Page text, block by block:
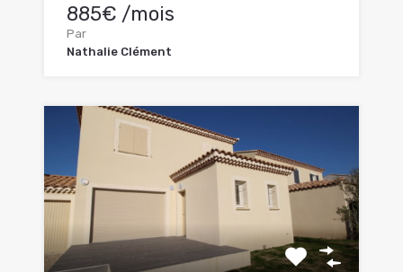
885€ /mois
Par
Nathalie Clément